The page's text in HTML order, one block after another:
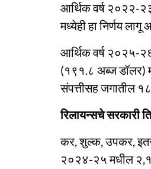
आर्थिक वर्ष २०२२-
मध्येही हा निर्णय लागू
आर्थिक वर्ष २०२५-
(१९१.८ अब्ज डॉलर)
संपत्तीसह जगातील
रिलायन्सचे सरकारी
कर, शुल्क, उपकर, इतर
२०२४-२५ मधील